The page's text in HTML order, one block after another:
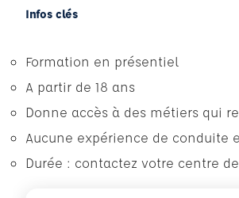
Infos clés
Formation en présentiel
A partir de 18 ans
Donne accès à des métiers qui
Aucune expérience de conduite
Durée : contactez votre centre